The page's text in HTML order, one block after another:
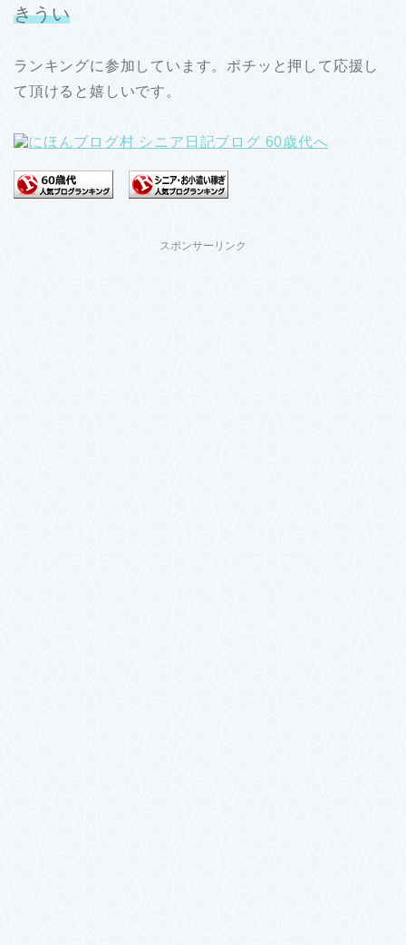
きうい
ランキングに参加しています。ポチッと押して応援し
て頂けると嬉しいです。
スポンサーリンク